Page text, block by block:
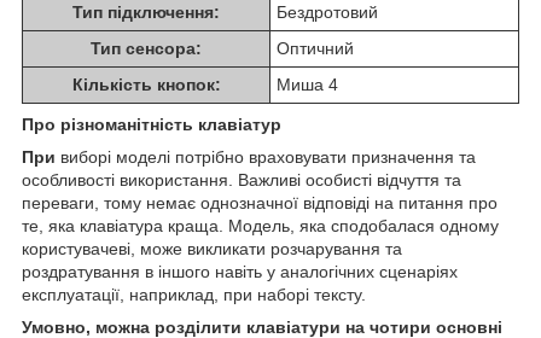
Тип підключення:
Бездротовий
Тип сенсора:
Оптичний
Кількість кнопок:
Миша 4
Про різноманітність клавіатур
При виборі моделі потрібно враховувати призначення та
особливості використання. Важливі особисті відчуття та
переваги, тому немає однозначної відповіді на питання про
те, яка клавіатура краща. Модель, яка сподобалася одному
користувачеві, може викликати розчарування та
роздратування в іншого навіть у аналогічних сценаріях
експлуатації, наприклад, при наборі тексту.
Умовно, можна розділити клавіатури на чотири основні